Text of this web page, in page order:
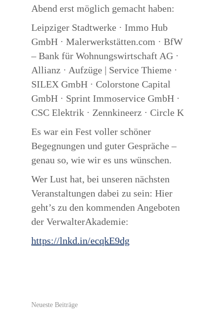
Abend erst möglich gemacht haben:
Leipziger Stadtwerke · Immo Hub
GmbH · Malerwerkstätten.com · BfW
– Bank für Wohnungswirtschaft AG ·
Allianz · Aufzüge | Service Thieme ·
SILEX GmbH · Colorstone Capital
GmbH · Sprint Immoservice GmbH ·
CSC Elektrik · Zennkineerz · Circle K
Es war ein Fest voller schöner
Begegnungen und guter Gespräche –
genau so, wie wir es uns wünschen.
Wer Lust hat, bei unseren nächsten
Veranstaltungen dabei zu sein: Hier
geht’s zu den kommenden Angeboten
der VerwalterAkademie:
https://lnkd.in/ecqkE9dg
Neueste Beiträge